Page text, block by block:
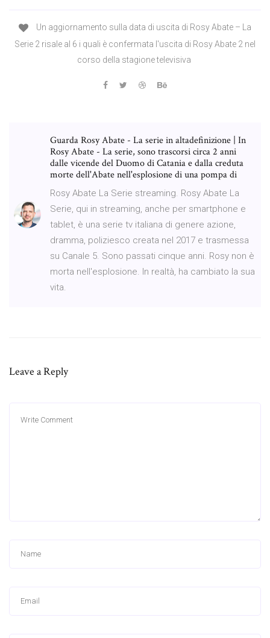
Un aggiornamento sulla data di uscita di Rosy Abate – La
Serie 2 risale al 6 i quali è confermata l'uscita di Rosy Abate 2 nel
corso della stagione televisiva
Guarda Rosy Abate - La serie in altadefinizione | In
Rosy Abate - La serie, sono trascorsi circa 2 anni
dalle vicende del Duomo di Catania e dalla creduta
morte dell'Abate nell'esplosione di una pompa di
Rosy Abate La Serie streaming. Rosy Abate La
Serie, qui in streaming, anche per smartphone e
tablet, è una serie tv italiana di genere azione,
dramma, poliziesco creata nel 2017 e trasmessa
su Canale 5. Sono passati cinque anni. Rosy non è
morta nell'esplosione. In realtà, ha cambiato la sua
vita.
Leave a Reply